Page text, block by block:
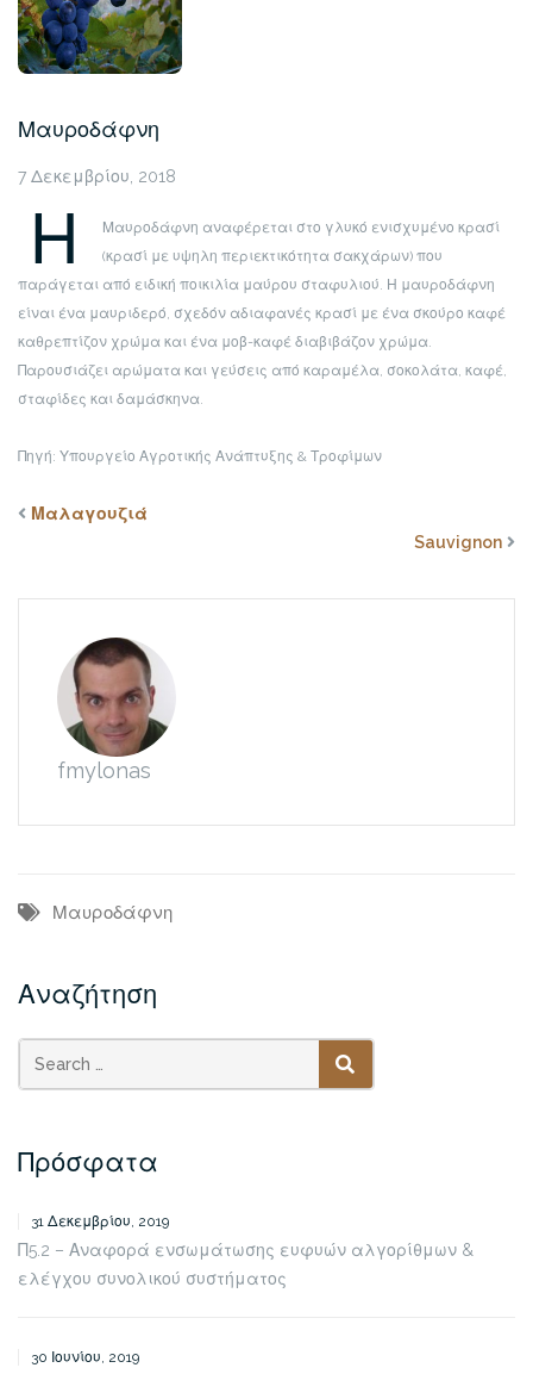
Μαυροδάφνη
7 Δεκεμβρίου, 2018
Η
Μαυροδάφνη αναφέρεται στο γλυκό ενισχυμένο κρασί
(κρασί με υψηλη περιεκτικότητα σακχάρων) που
παράγεται από ειδική ποικιλία μαύρου σταφυλιού. Η μαυροδάφνη
είναι ένα μαυριδερό, σχεδόν αδιαφανές κρασί με ένα σκούρο καφέ
καθρεπτίζον χρώμα και ένα μοβ-καφέ διαβιβάζον χρώμα.
Παρουσιάζει αρώματα και γεύσεις από καραμέλα, σοκολάτα, καφέ,
σταφίδες και δαμάσκηνα.
Πηγή: Υπουργείο Αγροτικής Ανάπτυξης & Τροφίμων
Μαλαγουζιά
Sauvignon
fmylonas
Μαυροδάφνη
Αναζήτηση
SEARCH
Πρόσφατα
31 Δεκεμβρίου, 2019
Π5.2 – Αναφορά ενσωμάτωσης ευφυών αλγορίθμων &
ελέγχου συνολικού συστήματος
30 Ιουνίου, 2019